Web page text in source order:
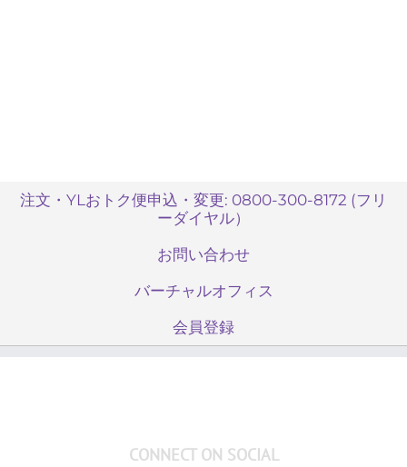
注文・YLおトク便申込・変更: 0800-300-8172 (フリ
ーダイヤル）
お問い合わせ
バーチャルオフィス
会員登録
CONNECT ON SOCIAL